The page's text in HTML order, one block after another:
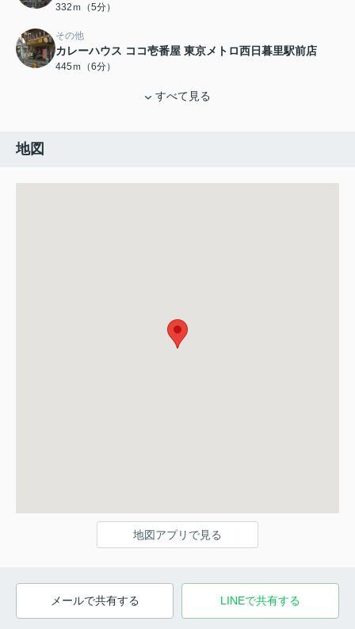
332ｍ（5分）
その他
カレーハウス ココ壱番屋 東京メトロ西日暮里駅前店
445ｍ（6分）
すべて見る
地図
地図アプリで見る
メールで共有する LINEで共有する